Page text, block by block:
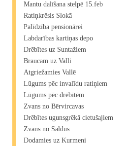
Mantu dalīšana stelpē 15.feb
Ratiņkrēsls Slokā
Palīdzība pensionārei
Labdarības kartiņas depo
Drēbītes uz Suntažiem
Braucam uz Valli
Atgriežamies Vallē
Lūgums pēc invalīdu ratiņiem
Lūgums pēc drēbītēm
Zvans no Bērvircavas
Drēbītes ugunsgrēkā cietušajiem
Zvans no Saldus
Dodamies uz Kurmeni